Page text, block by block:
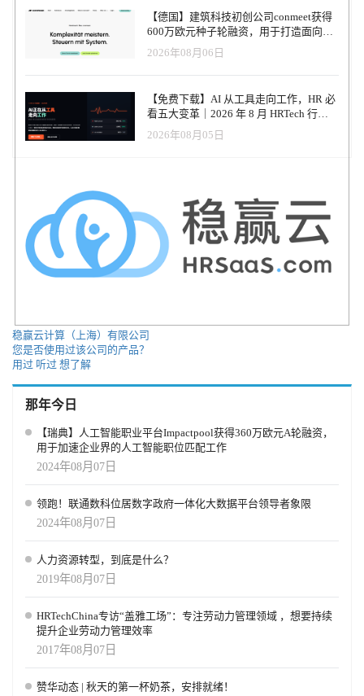
【德国】建筑科技初创公司conmeet获得
600万欧元种子轮融资，用于打造面向贸
易和建筑行业的AI操作系统
2026年08月06日
【免费下载】AI 从工具走向工作，HR 必
看五大变革｜2026 年 8 月 HRTech 行业
观察报告
2026年08月05日
稳赢云计算（上海）有限公司
您是否使用过该公司的产品？
用过 听过 想了解
那年今日
【瑞典】人工智能职业平台Impactpool获得360万欧元A轮融资，
用于加速企业界的人工智能职位匹配工作
2024年08月07日
领跑！联通数科位居数字政府一体化大数据平台领导者象限
2024年08月07日
人力资源转型，到底是什么？
2019年08月07日
HRTechChina专访“盖雅工场”：专注劳动力管理领域 ，想要持续
提升企业劳动力管理效率
2017年08月07日
赞华动态 | 秋天的第一杯奶茶，安排就绪！